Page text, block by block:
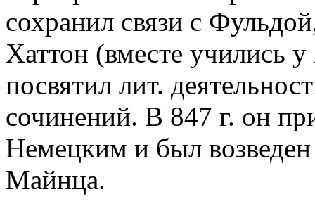
сохранил связи с
Хаттон (вместе учились
посвятил лит.
сочинений. В 847 г. он
Немецким и был
Майнца.